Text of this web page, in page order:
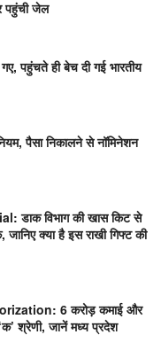
पहुंची जेल
पहुंचते ही बेच दी गई भारतीय
पैसा निकालने से नॉमिनेशन
डाक विभाग की खास किट से
जानिए क्या है इस राखी गिफ्ट की
6 करोड़ कमाई और
श्रेणी, जानें मध्य प्रदेश